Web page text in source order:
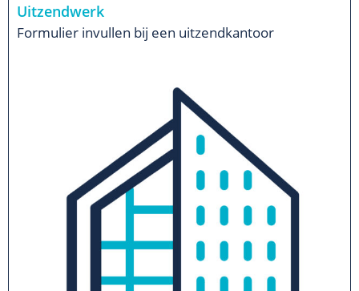
Uitzendwerk
Formulier invullen bij een uitzendkantoor